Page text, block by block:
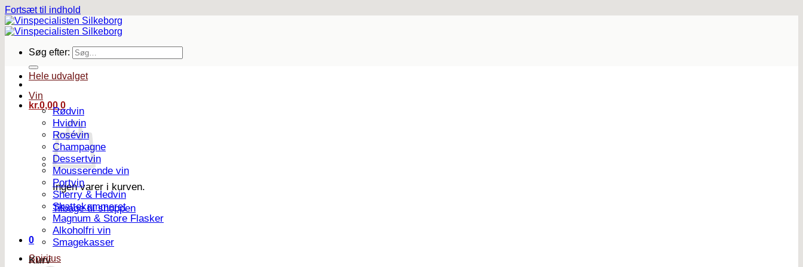
Fortsæt til indhold
Søg efter:
kr.0,00 0
Ingen varer i kurven.
Tilbage til shoppen
0
Kurv
Hele udvalget
Vin
Rødvin
Hvidvin
Rosévin
Champagne
Dessertvin
Mousserende vin
Portvin
Sherry & Hedvin
Skattekammeret
Magnum & Store Flasker
Alkoholfri vin
Smagekasser
Spiritus